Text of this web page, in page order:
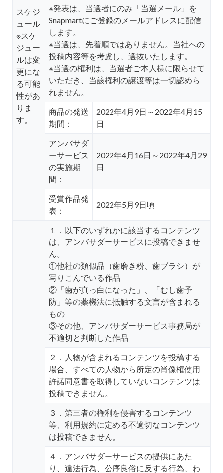
スケジ
ュール
※スケ
ジュー
ルは変
更にな
る可能
性があ
りま
す。
※発表は、当選者にのみ「当選メール」を
Snapmartにご登録のメールアドレスに配信
します。
※当選は、先着順ではありません。当社への
投稿内容等を考慮し、選抜いたします。
※当選の権利は、当選者ご本人様に限らせて
いただき、当該権利の譲渡等は一切認めら
れません。
商品の発送
期間：
2022年4月9日～2022年4月15
日
アンバサダ
ーサービス
の実施期
間：
2022年4月16日～2022年4月29
日
受賞作品発
表：
2022年5月9日頃
１．以下のいずれかに該当するコンテンツ
は、アンバサダーサービスに投稿できませ
ん。
①他社の類似品（歯磨き粉、歯ブラシ）が
写りこんでいる作品
②「歯が真っ白になった」、「むし歯予
防」等の薬機法に抵触する文言が含まれる
もの
③その他、アンバサダーサービス事務局が
不適切と判断した作品
２．人物が含まれるコンテンツを投稿する
場合、すべての人物から所定の肖像権使用
許諾同意書を取得していないコンテンツは
投稿できません。
３．第三者の権利を侵害するコンテンツ
等、利用規約に定める不適切なコンテンツ
は投稿できません。
４．アンバサダーサービスの提供にあた
り、違法行為、公序良俗に反する行為、わ